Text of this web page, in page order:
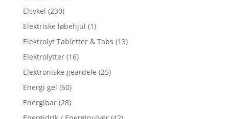
Elcykel (230)
Elektriske løbehjul (1)
Elektrolyt Tabletter & Tabs (13)
Elektrolytter (16)
Elektroniske geardele (25)
Energi gel (60)
Energibar (28)